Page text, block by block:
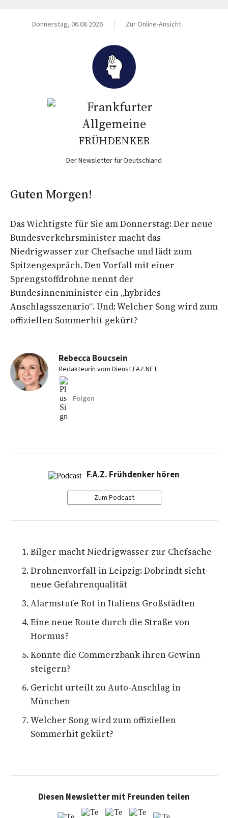
Donnerstag, 06.08.2026 | Zur Online-Ansicht
FRÜHDENKER
Der Newsletter für Deutschland
Guten Morgen!
Das Wichtigste für Sie am Donnerstag: Der neue
Bundesverkehrsminister macht das
Niedrigwasser zur Chefsache und lädt zum
Spitzengespräch. Den Vorfall mit einer
Sprengstoffdrohne nennt der
Bundesinnenminister ein „hybrides
Anschlagsszenario“. Und: Welcher Song wird zum
offiziellen Sommerhit gekürt?
Rebecca Boucsein
Redakteurin vom Dienst FAZ.NET.
Folgen
F.A.Z. Frühdenker hören
Zum Podcast
Bilger macht Niedrigwasser zur Chefsache
Drohnenvorfall in Leipzig: Dobrindt sieht
neue Gefahrenqualität
Alarmstufe Rot in Italiens Großstädten
Eine neue Route durch die Straße von
Hormus?
Konnte die Commerzbank ihren Gewinn
steigern?
Gericht urteilt zu Auto-Anschlag in
München
Welcher Song wird zum offiziellen
Sommerhit gekürt?
Diesen Newsletter mit Freunden teilen